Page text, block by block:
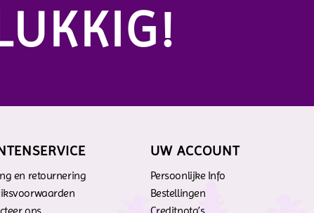
en retournering
ons
UW ACCOUNT
Persoonlijke Info
Bestellingen
Creditnota’s